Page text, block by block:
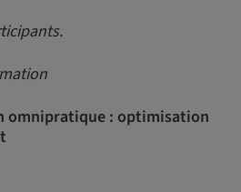
omnipratique : optimisation